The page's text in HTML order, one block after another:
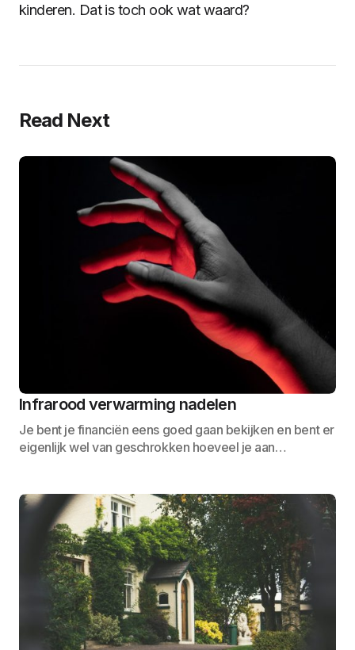
kinderen. Dat is toch ook wat waard?
Read Next
Infrarood verwarming nadelen
Je bent je financiën eens goed gaan bekijken en bent er
eigenlijk wel van geschrokken hoeveel je aan…